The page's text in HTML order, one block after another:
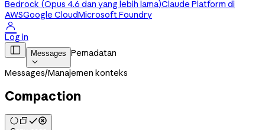
Bedrock (Opus 4.6 dan yang lebih lama)Claude Platform di
AWSGoogle CloudMicrosoft Foundry

Log in
 Messages

Pemadatan
Messages/Manajemen konteks
Compaction